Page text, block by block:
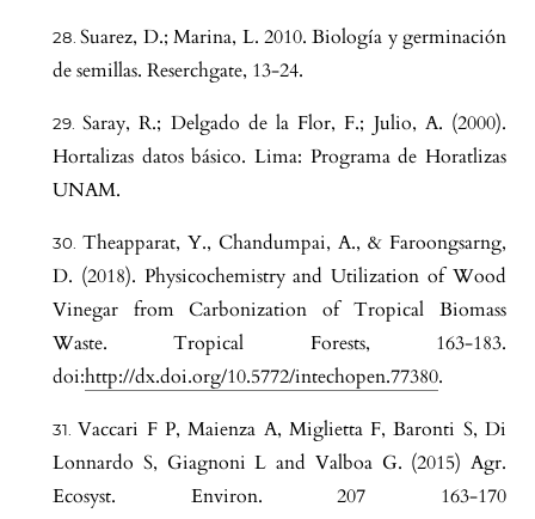
Suarez, D.; Marina, L. 2010. Biología y germinación
de semillas. Reserchgate, 13-24.
Saray, R.; Delgado de la Flor, F.; Julio, A. (2000).
Hortalizas datos básico. Lima: Programa de Horatlizas
UNAM.
Theapparat, Y., Chandumpai, A., & Faroongsarng,
D. (2018). Physicochemistry and Utilization of Wood
Vinegar from Carbonization of Tropical Biomass
Waste. Tropical Forests, 163-183.
doi:http://dx.doi.org/10.5772/intechopen.77380.
Vaccari F P, Maienza A, Miglietta F, Baronti S, Di
Lonnardo S, Giagnoni L and Valboa G. (2015) Agr.
Ecosyst. Environ. 207 163-170